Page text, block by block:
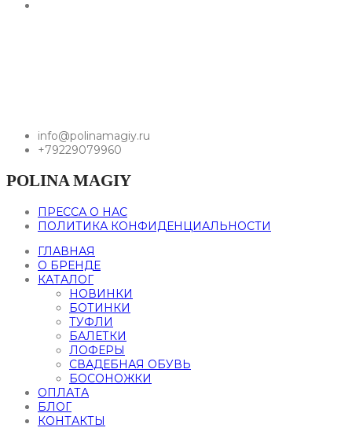
info@polinamagiy.ru
+79229079960
POLINA MAGIY
ПРЕССА О НАС
ПОЛИТИКА КОНФИДЕНЦИАЛЬНОСТИ
ГЛАВНАЯ
О БРЕНДЕ
КАТАЛОГ
НОВИНКИ
БОТИНКИ
ТУФЛИ
БАЛЕТКИ
ЛОФЕРЫ
СВАДЕБНАЯ ОБУВЬ
БОСОНОЖКИ
ОПЛАТА
БЛОГ
КОНТАКТЫ